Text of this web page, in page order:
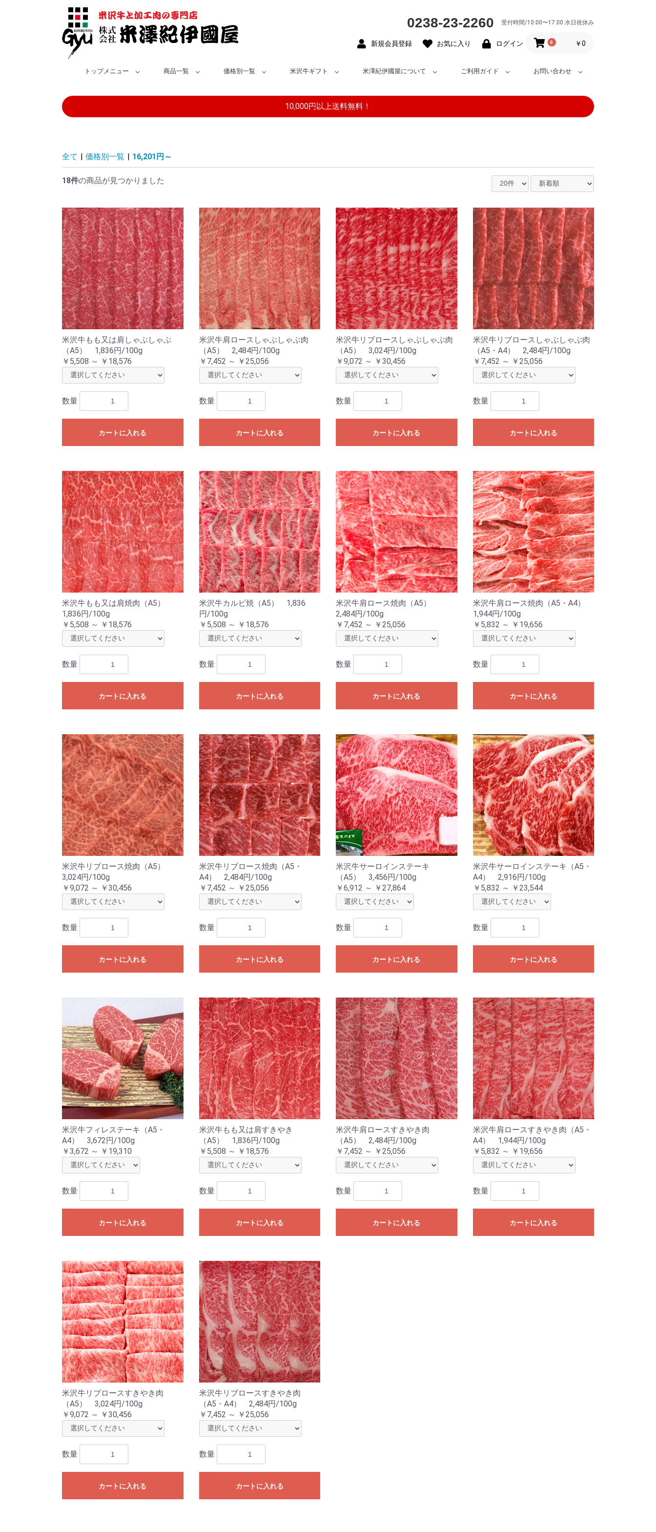
0238-23-2260 受付時間/10:00〜17:00 水日祝休み
新規会員登録 お気に入り ログイン 0 ￥0
トップメニュー 商品一覧 価格別一覧 米沢牛ギフト 米澤紀伊國屋について ご利用ガイド お問い合わせ
10,000円以上送料無料！
全て 価格別一覧 16,201円～
18件の商品が見つかりました
米沢牛もも又は肩しゃぶしゃぶ
（A5） 1,836円/100g
￥5,508 ～ ￥18,576
数量
カートに入れる
米沢牛肩ロースしゃぶしゃぶ肉
（A5） 2,484円/100g
￥7,452 ～ ￥25,056
数量
カートに入れる
米沢牛リブロースしゃぶしゃぶ肉
（A5） 3,024円/100g
￥9,072 ～ ￥30,456
数量
カートに入れる
米沢牛リブロースしゃぶしゃぶ肉
（A5・A4） 2,484円/100g
￥7,452 ～ ￥25,056
数量
カートに入れる
米沢牛もも又は肩焼肉（A5）
1,836円/100g
￥5,508 ～ ￥18,576
数量
カートに入れる
米沢牛カルビ焼（A5） 1,836
円/100g
￥5,508 ～ ￥18,576
数量
カートに入れる
米沢牛肩ロース焼肉（A5）
2,484円/100g
￥7,452 ～ ￥25,056
数量
カートに入れる
米沢牛肩ロース焼肉（A5・A4）
1,944円/100g
￥5,832 ～ ￥19,656
数量
カートに入れる
米沢牛リブロース焼肉（A5）
3,024円/100g
￥9,072 ～ ￥30,456
数量
カートに入れる
米沢牛リブロース焼肉（A5・
A4） 2,484円/100g
￥7,452 ～ ￥25,056
数量
カートに入れる
米沢牛サーロインステーキ
（A5） 3,456円/100g
￥6,912 ～ ￥27,864
数量
カートに入れる
米沢牛サーロインステーキ（A5・
A4） 2,916円/100g
￥5,832 ～ ￥23,544
数量
カートに入れる
米沢牛フィレステーキ（A5・
A4） 3,672円/100g
￥3,672 ～ ￥19,310
数量
カートに入れる
米沢牛もも又は肩すきやき
（A5） 1,836円/100g
￥5,508 ～ ￥18,576
数量
カートに入れる
米沢牛肩ロースすきやき肉
（A5） 2,484円/100g
￥7,452 ～ ￥25,056
数量
カートに入れる
米沢牛肩ロースすきやき肉（A5・
A4） 1,944円/100g
￥5,832 ～ ￥19,656
数量
カートに入れる
米沢牛リブロースすきやき肉
（A5） 3,024円/100g
￥9,072 ～ ￥30,456
数量
カートに入れる
米沢牛リブロースすきやき肉
（A5・A4） 2,484円/100g
￥7,452 ～ ￥25,056
数量
カートに入れる